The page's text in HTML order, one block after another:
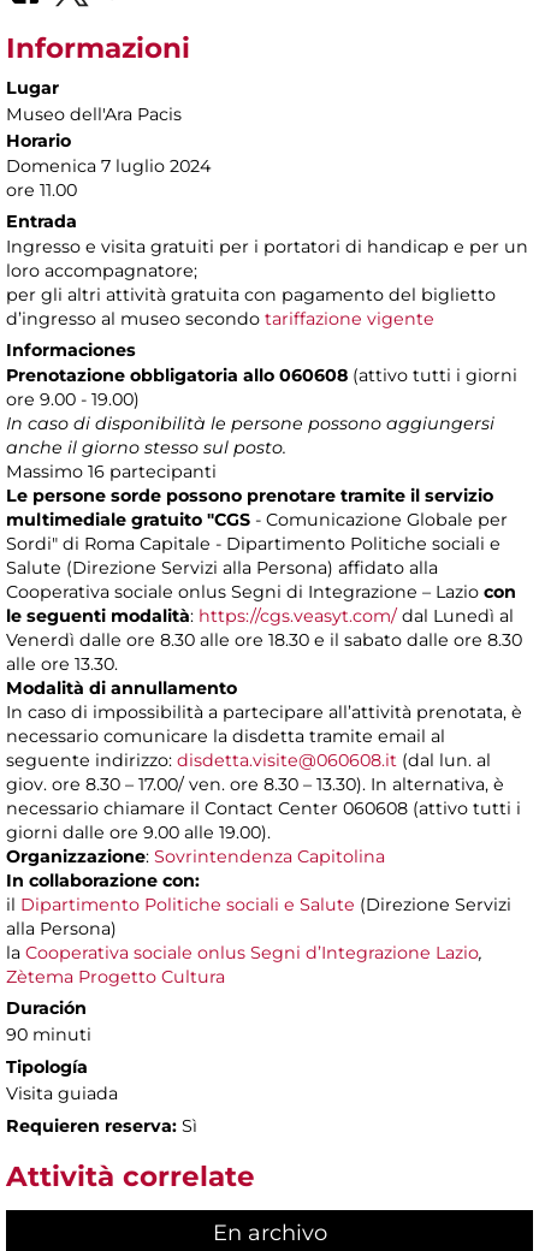
Informazioni
Lugar
Museo dell'Ara Pacis
Horario
Domenica 7 luglio 2024
ore 11.00
Entrada
Ingresso e visita gratuiti per i portatori di handicap e per un
loro accompagnatore;
per gli altri attività gratuita con pagamento del biglietto
d’ingresso al museo secondo tariffazione vigente
Informaciones
Prenotazione obbligatoria allo 060608 (attivo tutti i giorni
ore 9.00 - 19.00)
In caso di disponibilità le persone possono aggiungersi
anche il giorno stesso sul posto.
Massimo 16 partecipanti
Le persone sorde possono prenotare tramite il servizio
multimediale gratuito "CGS - Comunicazione Globale per
Sordi" di Roma Capitale - Dipartimento Politiche sociali e
Salute (Direzione Servizi alla Persona) affidato alla
Cooperativa sociale onlus Segni di Integrazione – Lazio con
le seguenti modalità: https://cgs.veasyt.com/dal Lunedì al
Venerdì dalle ore 8.30 alle ore 18.30 e il sabato dalle ore 8.30
alle ore 13.30.
Modalità di annullamento
In caso di impossibilità a partecipare all’attività prenotata, è
necessario comunicare la disdetta tramite email al
seguente indirizzo: disdetta.visite@060608.it (dal lun. al
giov. ore 8.30 – 17.00/ ven. ore 8.30 – 13.30). In alternativa, è
necessario chiamare il Contact Center 060608 (attivo tutti i
giorni dalle ore 9.00 alle 19.00).
Organizzazione: Sovrintendenza Capitolina
In collaborazione con:
il Dipartimento Politiche sociali e Salute (Direzione Servizi
alla Persona)
la Cooperativa sociale onlus Segni d’Integrazione Lazio,
Zètema Progetto Cultura
Duración
90 minuti
Tipología
Visita guiada
Requieren reserva: Sì
Attività correlate
En archivo